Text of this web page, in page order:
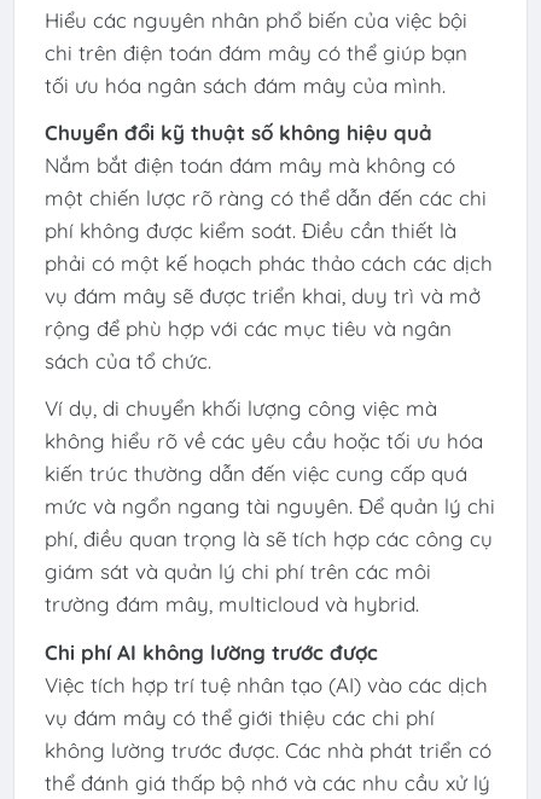
Hiểu các nguyên nhân phổ biến của việc bội
chi trên điện toán đám mây có thể giúp bạn
tối ưu hóa ngân sách đám mây của mình.
Chuyển đổi kỹ thuật số không hiệu quả
Nắm bắt điện toán đám mây mà không có
một chiến lược rõ ràng có thể dẫn đến các chi
phí không được kiểm soát. Điều cần thiết là
phải có một kế hoạch phác thảo cách các dịch
vụ đám mây sẽ được triển khai, duy trì và mở
rộng để phù hợp với các mục tiêu và ngân
sách của tổ chức. ​
Ví dụ, di chuyển khối lượng công việc mà
không hiểu rõ về các yêu cầu hoặc tối ưu hóa
kiến ​​trúc thường dẫn đến việc cung cấp quá
mức và ngổn ngang tài nguyên. Để quản lý chi
phí, điều quan trọng là sẽ tích hợp các công cụ
giám sát và quản lý chi phí trên các môi
trường đám mây, multicloud và hybrid. ​
Chi phí AI không lường trước được
Việc tích hợp trí tuệ nhân tạo (AI) vào các dịch
vụ đám mây có thể giới thiệu các chi phí
không lường trước được. Các nhà phát triển có
thể đánh giá thấp bộ nhớ và các nhu cầu xử lý